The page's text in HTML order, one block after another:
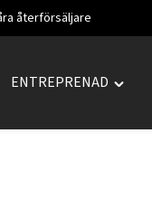
återförsäljare
ENTREPRENAD
Toggle